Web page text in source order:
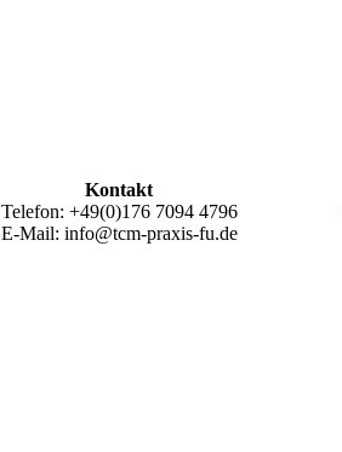
Kontakt
Telefon: +49(0)176 7094 4796
E-Mail: info@tcm-praxis-fu.de